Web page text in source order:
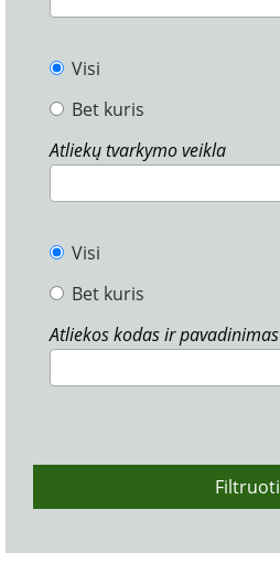
Visi
Bet kuris
Atliekų tvarkymo veikla
Visi
Bet kuris
Atliekos kodas ir pavadinimas
Filtruoti